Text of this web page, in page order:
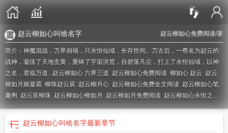
赵云柳如心免费阅读/著
赵云柳如心叫啥名字
简介：神魔混战，万界崩塌，只永恒仙域，长存世间。万古后，一尊名为赵云的
战神，凝练了天地玄黄，重铸了宇宙洪荒，自碧落凡尘，打上了永恒仙域，以神
之名，君临万道...赵云柳如心 六界三道 赵云柳如心免费阅读 柳如心 赵云 赵云
柳如月姬凝霜 柳珠赵云宸 赵云柳月心 赵云柳如心免费全文阅读 赵云柳如心笔
趣阁 赵云宸柳珠 赵云柳如心柳如月 赵云柳如月免费阅读 赵云柳如心永恒之
门主角叫赵云柳如心的免费阅读赵云柳如心主人公赵云和柳如心赵云 相
主角叫赵云柳如心的名字 主角叫赵云柳如心的叫什么
角叫赵云柳如心的叫什么名字
赵云柳如心叫啥名字最新章节